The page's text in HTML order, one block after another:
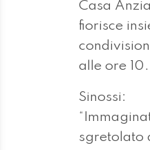
Casa
fiorisce
alle ore
Sinossi:
sgretolato